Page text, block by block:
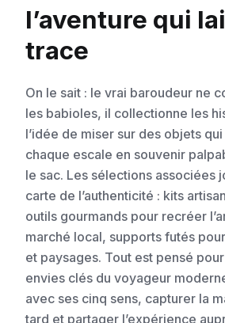
l’aventure qui
trace
On le sait : le vrai baroudeur ne
les babioles, il collectionne les
l’idée de miser sur des objets
chaque escale en souvenir
le sac. Les sélections associées
carte de l’authenticité : kits
outils gourmands pour recréer
marché local, supports futés
et paysages. Tout est pensé
envies clés du voyageur
avec ses cinq sens, capturer la
tard et partager l’expérience